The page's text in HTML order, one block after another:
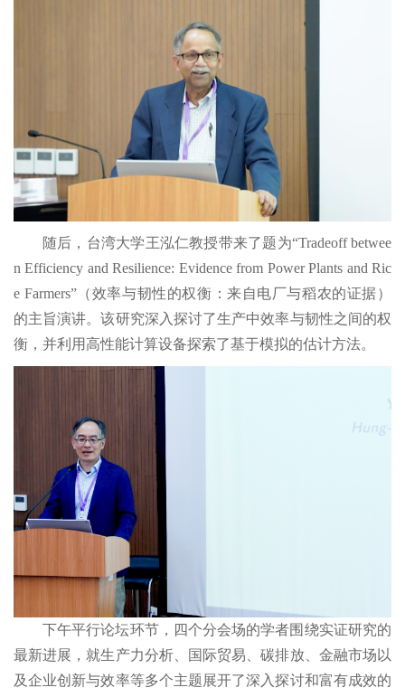
随后，台湾大学王泓仁教授带来了题为“Tradeoff betwee
n Efficiency and Resilience: Evidence from Power Plants and Ric
e Farmers”（效率与韧性的权衡：来自电厂与稻农的证据）
的主旨演讲。该研究深入探讨了生产中效率与韧性之间的权
衡，并利用高性能计算设备探索了基于模拟的估计方法。
下午平行论坛环节，四个分会场的学者围绕实证研究的
最新进展，就生产力分析、国际贸易、碳排放、金融市场以
及企业创新与效率等多个主题展开了深入探讨和富有成效的